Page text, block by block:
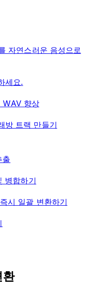
자연스러운 음성으로
세요.
WAV 향상
방 트랙 만들기
출
병합하기
시 일괄 변환하기